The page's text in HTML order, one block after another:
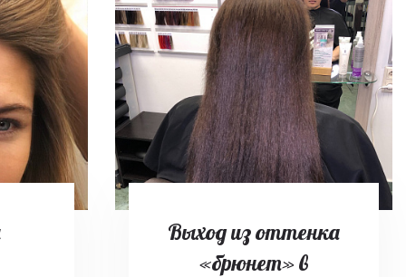
Выход из оттенка
«брюнет» в